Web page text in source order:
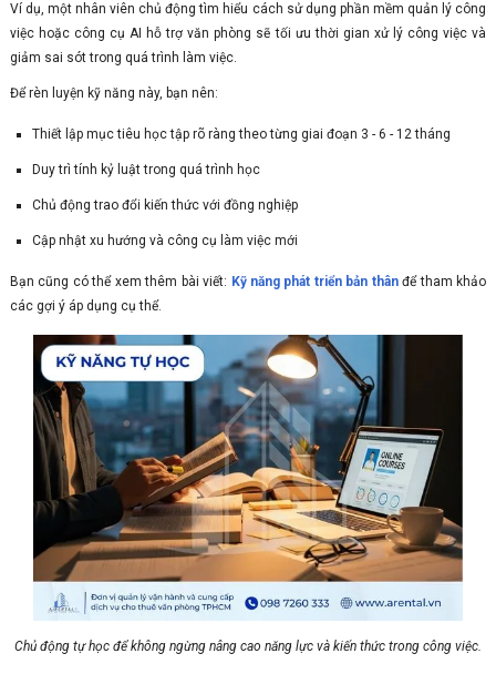
Ví dụ, một nhân viên chủ động tìm hiểu cách sử dụng phần mềm quản lý công
việc hoặc công cụ AI hỗ trợ văn phòng sẽ tối ưu thời gian xử lý công việc và
giảm sai sót trong quá trình làm việc.
Để rèn luyện kỹ năng này, bạn nên:
Thiết lập mục tiêu học tập rõ ràng theo từng giai đoạn 3 - 6 - 12 tháng
Duy trì tính kỷ luật trong quá trình học
Chủ động trao đổi kiến thức với đồng nghiệp
Cập nhật xu hướng và công cụ làm việc mới
Bạn cũng có thể xem thêm bài viết: Kỹ năng phát triển bản thânđể tham khảo
các gợi ý áp dụng cụ thể.
Chủ động tự học để không ngừng nâng cao năng lực và kiến thức trong công việc.